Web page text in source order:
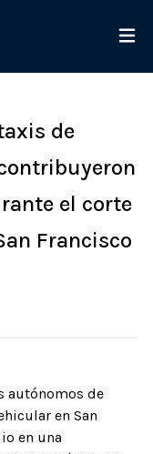
de
el corte
Francisco
autónomos de
en San
en una